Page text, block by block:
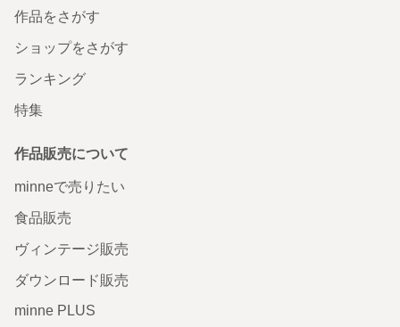
作品をさがす
ショップをさがす
ランキング
特集
作品販売について
minneで売りたい
食品販売
ヴィンテージ販売
ダウンロード販売
minne PLUS